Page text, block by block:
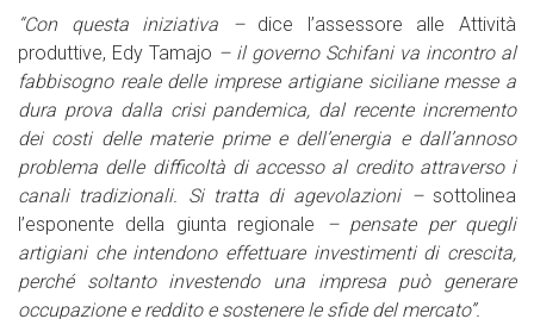
“Con questa iniziativa – dice l’assessore alle Attività
produttive, Edy Tamajo – il governo Schifani va incontro al
fabbisogno reale delle imprese artigiane siciliane messe a
dura prova dalla crisi pandemica, dal recente incremento
dei costi delle materie prime e dell’energia e dall’annoso
problema delle difficoltà di accesso al credito attraverso i
canali tradizionali. Si tratta di agevolazioni – sottolinea
l’esponente della giunta regionale
– pensate per quegli
artigiani che intendono effettuare investimenti di crescita,
perché soltanto investendo una impresa può generare
occupazione e reddito e sostenere le sfide del mercato”.